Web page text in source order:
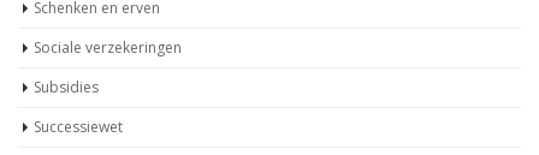
Successiewet
Toeslagen
Varia
Vennootschapsbelasting